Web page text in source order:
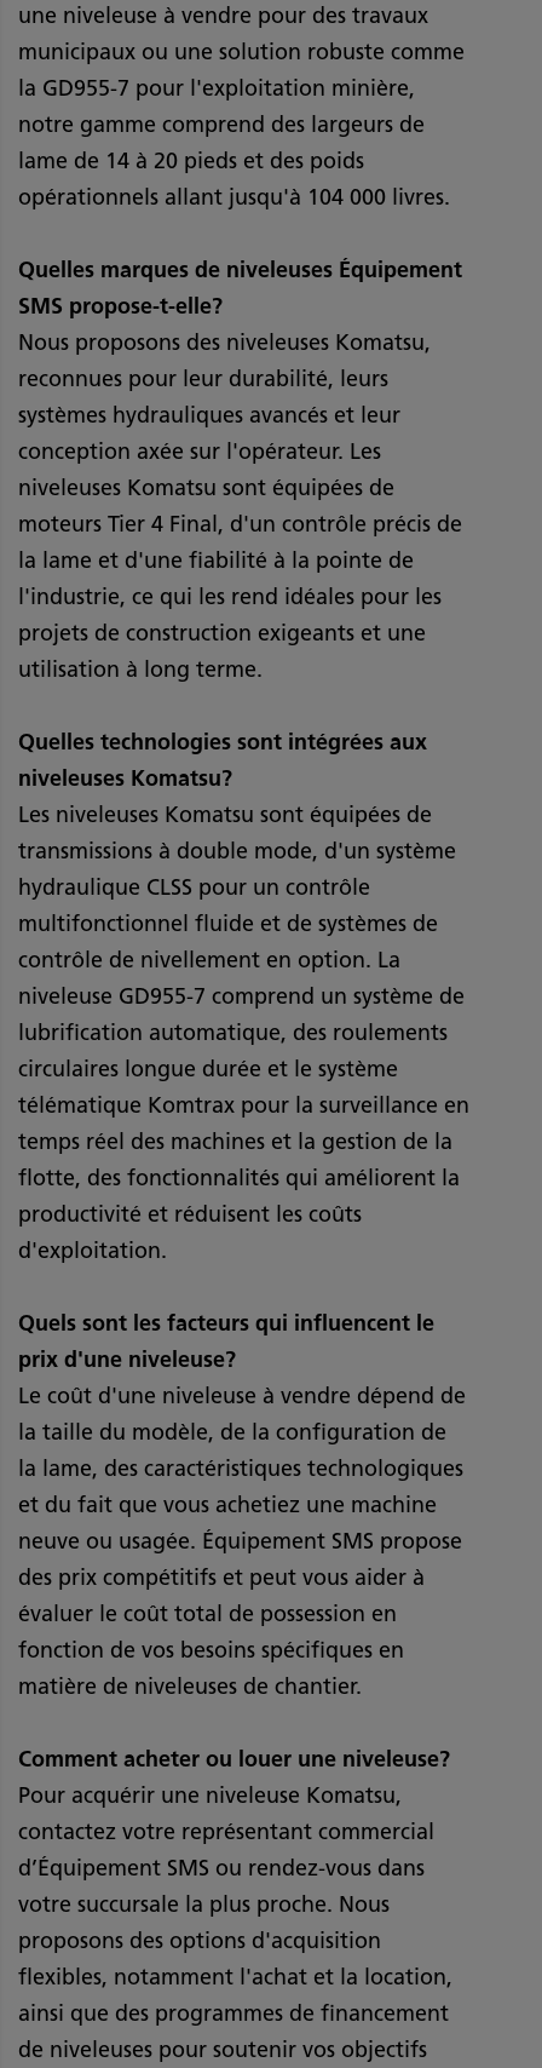
une niveleuse à vendre pour des travaux
municipaux ou une solution robuste comme
la GD955-7 pour l'exploitation minière,
notre gamme comprend des largeurs de
lame de 14 à 20 pieds et des poids
opérationnels allant jusqu'à 104 000 livres.
Quelles marques de niveleuses Équipement
SMS propose-t-elle?
Nous proposons des niveleuses Komatsu,
reconnues pour leur durabilité, leurs
systèmes hydrauliques avancés et leur
conception axée sur l'opérateur. Les
niveleuses Komatsu sont équipées de
moteurs Tier 4 Final, d'un contrôle précis de
la lame et d'une fiabilité à la pointe de
l'industrie, ce qui les rend idéales pour les
projets de construction exigeants et une
utilisation à long terme.
Quelles technologies sont intégrées aux
niveleuses Komatsu?
Les niveleuses Komatsu sont équipées de
transmissions à double mode, d'un système
hydraulique CLSS pour un contrôle
multifonctionnel fluide et de systèmes de
contrôle de nivellement en option. La
niveleuse GD955-7 comprend un système de
lubrification automatique, des roulements
circulaires longue durée et le système
télématique Komtrax pour la surveillance en
temps réel des machines et la gestion de la
flotte, des fonctionnalités qui améliorent la
productivité et réduisent les coûts
d'exploitation.
Quels sont les facteurs qui influencent le
prix d'une niveleuse?
Le coût d'une niveleuse à vendre dépend de
la taille du modèle, de la configuration de
la lame, des caractéristiques technologiques
et du fait que vous achetiez une machine
neuve ou usagée. Équipement SMS propose
des prix compétitifs et peut vous aider à
évaluer le coût total de possession en
fonction de vos besoins spécifiques en
matière de niveleuses de chantier.
Comment acheter ou louer une niveleuse?
Pour acquérir une niveleuse Komatsu,
contactez votre représentant commercial
d’Équipement SMS ou rendez-vous dans
votre succursale la plus proche. Nous
proposons des options d'acquisition
flexibles, notamment l'achat et la location,
ainsi que des programmes de financement
de niveleuses pour soutenir vos objectifs